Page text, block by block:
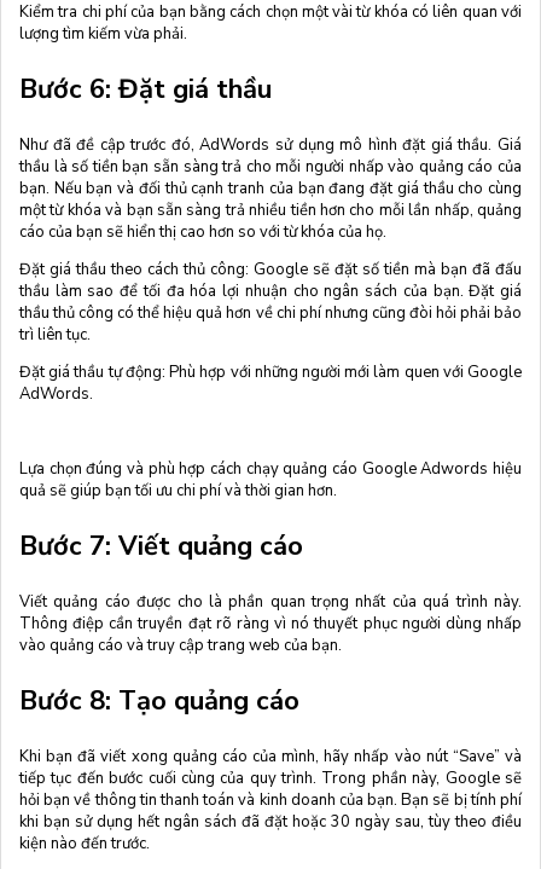
Kiểm tra chi phí của bạn bằng cách chọn một vài từ khóa có liên quan với
lượng tìm kiếm vừa phải.
Bước 6: Đặt giá thầu
Như đã đề cập trước đó, AdWords sử dụng mô hình đặt giá thầu. Giá
thầu là số tiền bạn sẵn sàng trả cho mỗi người nhấp vào quảng cáo của
bạn. Nếu bạn và đối thủ cạnh tranh của bạn đang đặt giá thầu cho cùng
một từ khóa và bạn sẵn sàng trả nhiều tiền hơn cho mỗi lần nhấp, quảng
cáo của bạn sẽ hiển thị cao hơn so với từ khóa của họ.
Đặt giá thầu theo cách thủ công: Google sẽ đặt số tiền mà bạn đã đấu
thầu làm sao để tối đa hóa lợi nhuận cho ngân sách của bạn. Đặt giá
thầu thủ công có thể hiệu quả hơn về chi phí nhưng cũng đòi hỏi phải bảo
trì liên tục.
Đặt giá thầu tự động: Phù hợp với những người mới làm quen với Google
AdWords.
Lựa chọn đúng và phù hợp cách chạy quảng cáo Google Adwords hiệu
quả sẽ giúp bạn tối ưu chi phí và thời gian hơn.
Bước 7: Viết quảng cáo
Viết quảng cáo được cho là phần quan trọng nhất của quá trình này.
Thông điệp cần truyền đạt rõ ràng vì nó thuyết phục người dùng nhấp
vào quảng cáo và truy cập trang web của bạn.
Bước 8: Tạo quảng cáo
Khi bạn đã viết xong quảng cáo của mình, hãy nhấp vào nút “Save” và
tiếp tục đến bước cuối cùng của quy trình. Trong phần này, Google sẽ
hỏi bạn về thông tin thanh toán và kinh doanh của bạn. Bạn sẽ bị tính phí
khi bạn sử dụng hết ngân sách đã đặt hoặc 30 ngày sau, tùy theo điều
kiện nào đến trước.